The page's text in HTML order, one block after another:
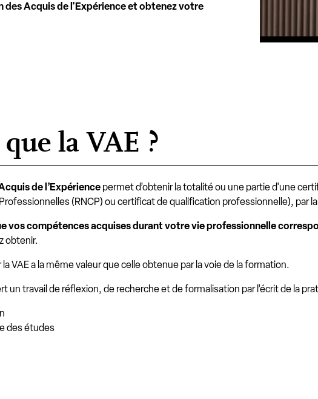
des Acquis de l'Expérience et obtenez votre
la VAE ?
de l’Expérience permet d’obtenir la totalité ou une partie d'une
(RNCP) ou certificat de qualification professionnelle), par
vos compétences acquises durant votre vie professionnelle
obtenir.
VAE a la même valeur que celle obtenue par la voie de la formation.
un travail de réflexion, de recherche et de formalisation par l’écrit de la
des études